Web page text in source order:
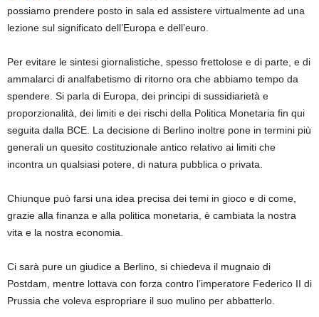
possiamo prendere posto in sala ed assistere virtualmente ad una
lezione sul significato dell’Europa e dell’euro.
Per evitare le sintesi giornalistiche, spesso frettolose e di parte, e di
ammalarci di analfabetismo di ritorno ora che abbiamo tempo da
spendere. Si parla di Europa, dei principi di sussidiarietà e
proporzionalità, dei limiti e dei rischi della Politica Monetaria fin qui
seguita dalla BCE. La decisione di Berlino inoltre pone in termini più
generali un quesito costituzionale antico relativo ai limiti che
incontra un qualsiasi potere, di natura pubblica o privata.
Chiunque può farsi una idea precisa dei temi in gioco e di come,
grazie alla finanza e alla politica monetaria, è cambiata la nostra
vita e la nostra economia.
Ci sarà pure un giudice a Berlino, si chiedeva il mugnaio di
Postdam, mentre lottava con forza contro l’imperatore Federico II di
Prussia che voleva espropriare il suo mulino per abbatterlo.